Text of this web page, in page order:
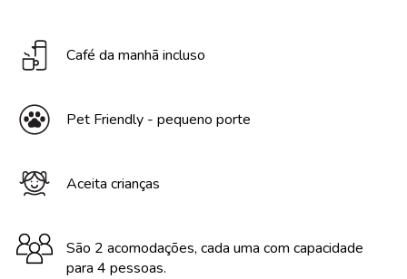
Café da manhã incluso
Pet Friendly - pequeno porte
Aceita crianças
São 2 acomodações, cada uma com capacidade
para 4 pessoas.